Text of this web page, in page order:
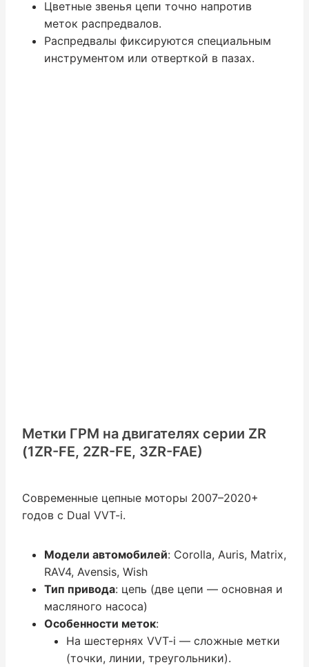
Цветные звенья цепи точно напротив
меток распредвалов.
Распредвалы фиксируются специальным
инструментом или отверткой в пазах.
Метки ГРМ на двигателях серии ZR
(1ZR-FE, 2ZR-FE, 3ZR-FAE)
Современные цепные моторы 2007–2020+
годов с Dual VVT-i.
Модели автомобилей: Corolla, Auris, Matrix,
RAV4, Avensis, Wish
Тип привода: цепь (две цепи — основная и
масляного насоса)
Особенности меток:
На шестернях VVT-i — сложные метки
(точки, линии, треугольники).